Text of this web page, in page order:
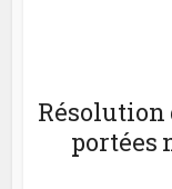
Résolution
portées